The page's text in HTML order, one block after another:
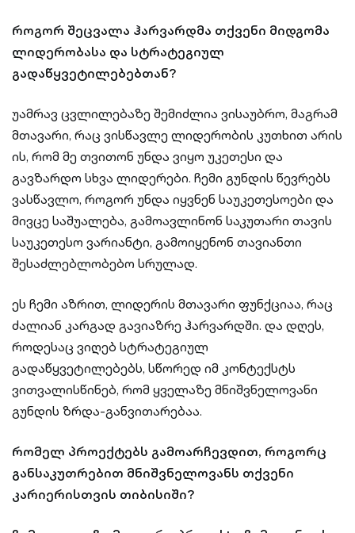
როგორ შეცვალა ჰარვარდმა თქვენი მიდგომა
ლიდერობასა და სტრატეგიულ
გადაწყვეტილებებთან?
უამრავ ცვლილებაზე შემიძლია ვისაუბრო, მაგრამ
მთავარი, რაც ვისწავლე ლიდერობის კუთხით არის
ის, რომ მე თვითონ უნდა ვიყო უკეთესი და
გავზარდო სხვა ლიდერები. ჩემი გუნდის წევრებს
ვასწავლო, როგორ უნდა იყვნენ საუკეთესოები და
მივცე საშუალება, გამოავლინონ საკუთარი თავის
საუკეთესო ვარიანტი, გამოიყენონ თავიანთი
შესაძლებლობებო სრულად.
ეს ჩემი აზრით, ლიდერის მთავარი ფუნქციაა, რაც
ძალიან კარგად გავიაზრე ჰარვარდში. და დღეს,
როდესაც ვიღებ სტრატეგიულ
გადაწყვეტილებებს, სწორედ იმ კონტექსტს
ვითვალისწინებ, რომ ყველაზე მნიშვნელოვანი
გუნდის ზრდა-განვითარებაა.
რომელ პროექტებს გამოარჩევდით, როგორც
განსაკუთრებით მნიშვნელოვანს თქვენი
კარიერისთვის თიბისიში?